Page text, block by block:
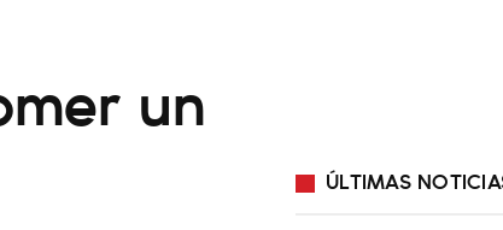
un
ÚLTIMAS